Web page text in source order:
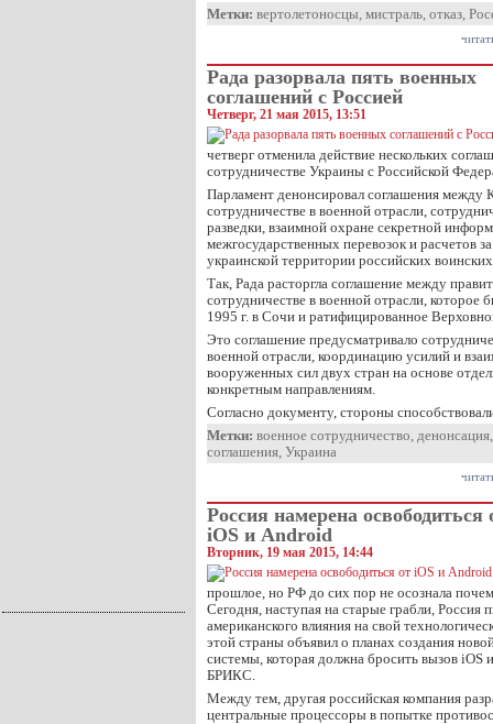
Метки: вертолетоносцы, мистраль, отказ,
Рада разорвала пять военных
соглашений с Россией
Четверг, 21 мая 2015, 13:51
четверг отменила действие нескольких
сотрудничестве Украины с Российской
Парламент денонсировал соглашения
сотрудничестве в военной отрасли,
разведки, взаимной охране секретной
межгосударственных перевозок и расчетов
украинской территории российских
Так, Рада расторгла соглашение между
сотрудничестве в военной отрасли, которое
1995 г. в Сочи и ратифицированное
Это соглашение предусматривало
военной отрасли, координацию усилий и
вооруженных сил двух стран на основе
конкретным направлениям.
Согласно документу, стороны
Метки: военное сотрудничество, денонсация
соглашения, Украина
Россия намерена освободиться
iOS и Android
Вторник, 19 мая 2015, 14:44
прошлое, но РФ до сих пор не осознала
Сегодня, наступая на старые грабли, Россия
американского влияния на свой
этой страны объявил о планах создания
системы, которая должна бросить вызов iOS
БРИКС.
Между тем, другая российская компания
центральные процессоры в попытке